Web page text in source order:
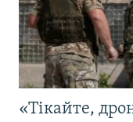
«Тікайте,